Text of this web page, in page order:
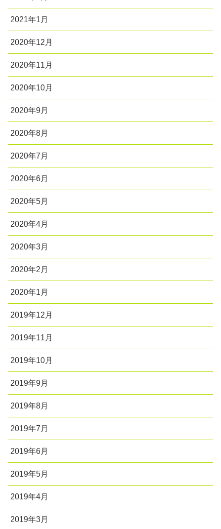
2021年1月
2020年12月
2020年11月
2020年10月
2020年9月
2020年8月
2020年7月
2020年6月
2020年5月
2020年4月
2020年3月
2020年2月
2020年1月
2019年12月
2019年11月
2019年10月
2019年9月
2019年8月
2019年7月
2019年6月
2019年5月
2019年4月
2019年3月